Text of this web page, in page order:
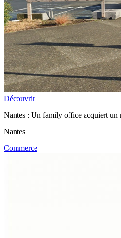
Découvrir
Nantes : Un family office acquiert un
Nantes
Commerce